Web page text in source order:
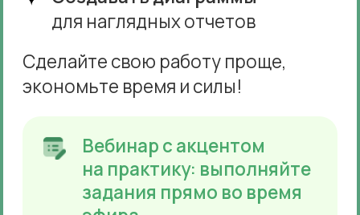
Рабочий шаблон
для практики
Запись вебинара